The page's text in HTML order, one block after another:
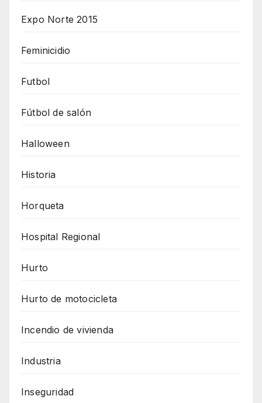
Expo Norte 2015
Feminicidio
Futbol
Fútbol de salón
Halloween
Historia
Horqueta
Hospital Regional
Hurto
Hurto de motocicleta
Incendio de vivienda
Industria
Inseguridad